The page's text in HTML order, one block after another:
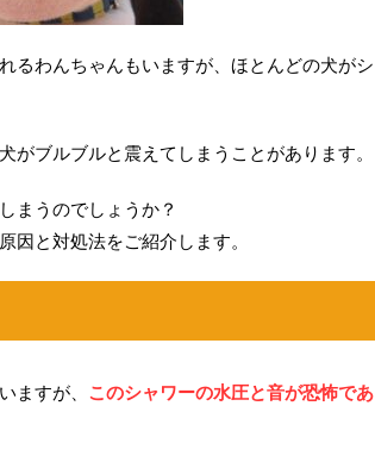
るわんちゃんもいますが、ほとんどの犬がシ
ブルブルと震えてしまうことがあります。
まうのでしょうか？
因と対処法をご紹介します。
ますが、 このシャワーの水圧と音が恐怖であ